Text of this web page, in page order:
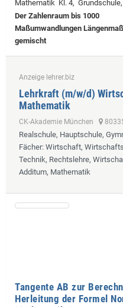
Mathematik Kl. 4,
Der Zahlenraum bis 1000
Maßumwandlungen
gemischt
Anzeige lehrer.biz
Lehrkraft (m/w/d)
Mathematik
CK-Akademie München
Realschule, Hauptschule,
Fächer: Wirtschaft,
Technik, Rechtslehre,
Additum, Mathematik
Tangente AB zur
Herleitung der Formel